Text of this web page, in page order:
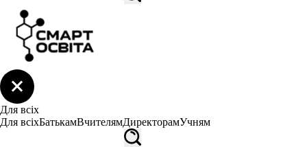
Для всіх
Для всіхБатькамВчителямДиректорамУчням